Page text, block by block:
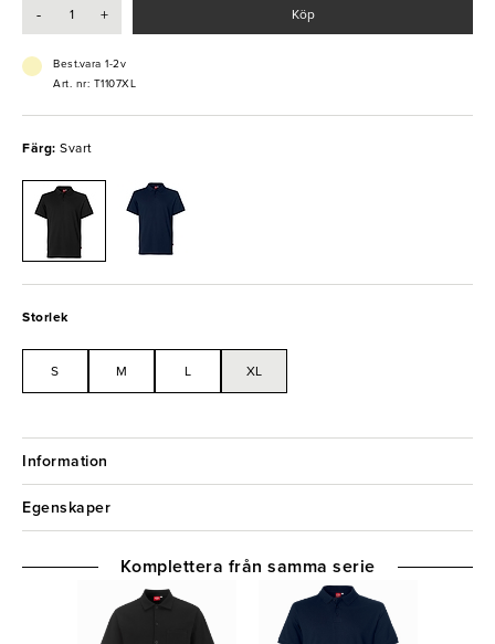
- + Köp
Best.vara 1-2v
Art. nr: T1107XL
Färg: Svart
Storlek
S M L XL
Information
Egenskaper
Komplettera från samma serie